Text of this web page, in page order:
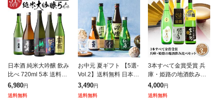
日本酒 純米大吟醸 飲み
比べ 720ml 5本 送料無
料 清酒 純米 金賞 純米
大吟醸セット ギフト 贈
り物 父の日 お中元 長
6,980円
送料無料
お中元 夏ギフト 【5選-
Vol.2】送料無料 日本酒
ギフト 飲み比べ セット
美味しさの証明 金賞受
賞酒 300ml×5本『G
3,490円
送料無料
3本すべて金賞受賞 兵
庫・姫路の地酒飲み比
べセット 720mL×3本 4
合 瓶 家飲み 日本酒セ
ット 金賞 受賞酒 純米
4,000円
送料無料